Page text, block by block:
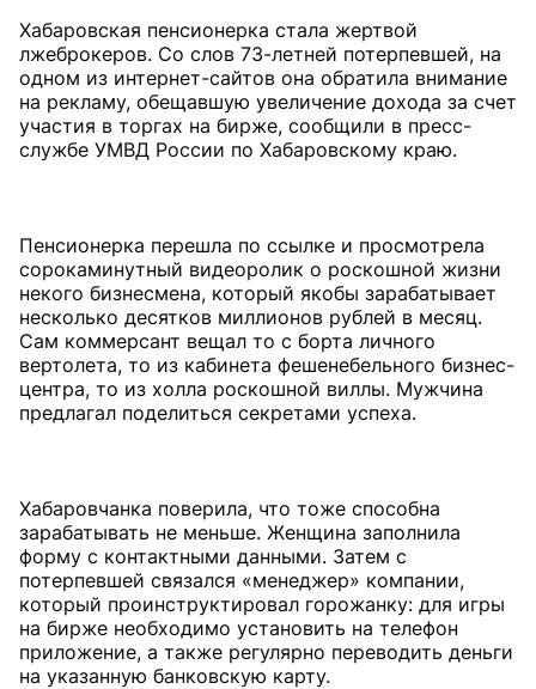
Хабаровская пенсионерка стала жертвой
лжеброкеров. Со слов 73-летней потерпевшей, на
одном из интернет-сайтов она обратила внимание
на рекламу, обещавшую увеличение дохода за счет
участия в торгах на бирже, сообщили в пресс-
службе УМВД России по Хабаровскому краю.
Пенсионерка перешла по ссылке и просмотрела
сорокаминутный видеоролик о роскошной жизни
некого бизнесмена, который якобы зарабатывает
несколько десятков миллионов рублей в месяц.
Сам коммерсант вещал то с борта личного
вертолета, то из кабинета фешенебельного бизнес-
центра, то из холла роскошной виллы. Мужчина
предлагал поделиться секретами успеха.
Хабаровчанка поверила, что тоже способна
зарабатывать не меньше. Женщина заполнила
форму с контактными данными. Затем с
потерпевшей связался «менеджер» компании,
который проинструктировал горожанку: для игры
на бирже необходимо установить на телефон
приложение, а также регулярно переводить деньги
на указанную банковскую карту.